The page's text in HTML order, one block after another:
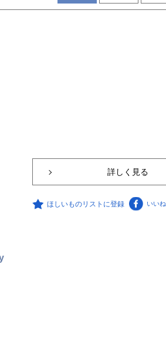
詳しく見る
ほしいものリストに登録 いいね